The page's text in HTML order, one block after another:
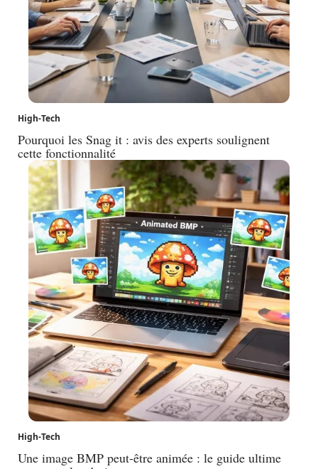
High-Tech
Pourquoi les Snag it : avis des experts soulignent
cette fonctionnalité
High-Tech
Une image BMP peut-être animée : le guide ultime